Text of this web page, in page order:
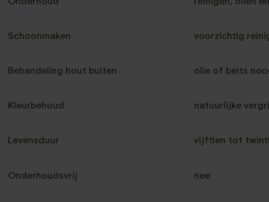
Schoonmaken voorzichtig
Behandeling hout buiten olie of beits
Kleurbehoud natuurlijke
Levensduur vijftien tot
Onderhoudsvrij nee